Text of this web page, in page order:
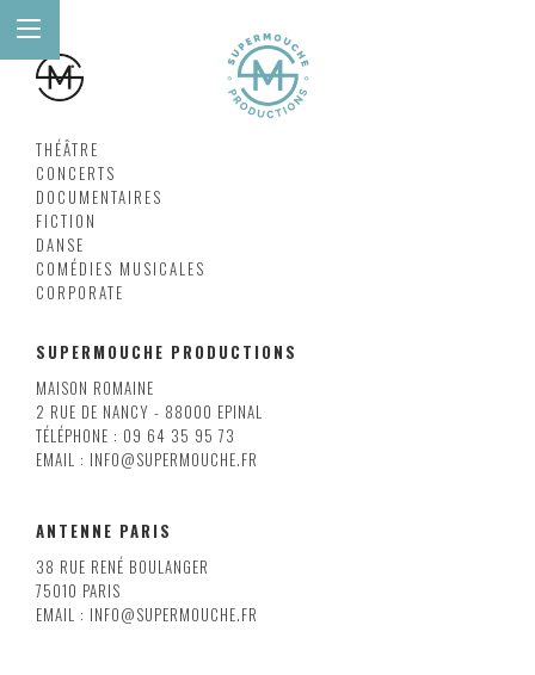
THÉÂTRE
CONCERTS
DOCUMENTAIRES
FICTION
DANSE
COMÉDIES MUSICALES
CORPORATE
SUPERMOUCHE PRODUCTIONS
MAISON ROMAINE
2 RUE DE NANCY - 88000 EPINAL
TÉLÉPHONE : 09 64 35 95 73
EMAIL : INFO@SUPERMOUCHE.FR
ANTENNE PARIS
38 RUE RENÉ BOULANGER
75010 PARIS
EMAIL : INFO@SUPERMOUCHE.FR